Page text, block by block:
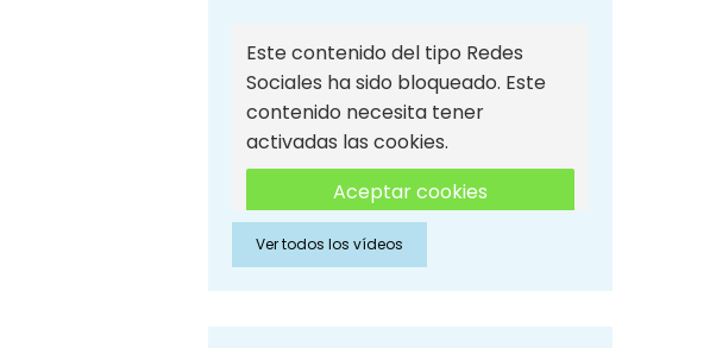
Este contenido del tipo Redes
Sociales ha sido bloqueado. Este
contenido necesita tener
activadas las cookies.
Aceptar cookies
Aceptar cookies de Redes
Sociales
Ver todos los vídeos